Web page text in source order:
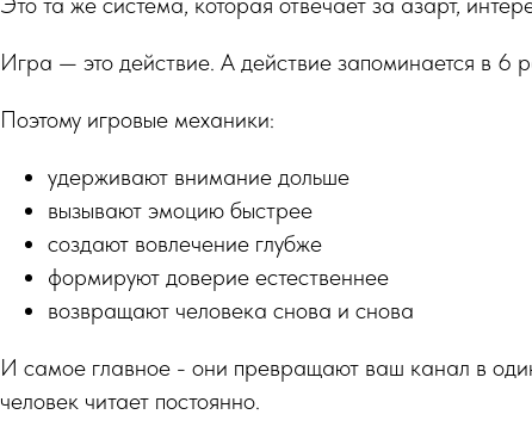
Игра — это действие. А действие запоминается в 6
Поэтому игровые механики:
удерживают внимание дольше
вызывают эмоцию быстрее
создают вовлечение глубже
формируют доверие естественнее
возвращают человека снова и снова
И самое главное - они превращают ваш канал в
человек читает постоянно.